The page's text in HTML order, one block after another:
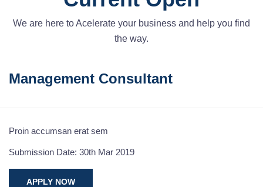
We are here to Acelerate your business and help you find
the way.
Management Consultant
Proin accumsan erat sem
Submission Date: 30th Mar 2019
APPLY NOW